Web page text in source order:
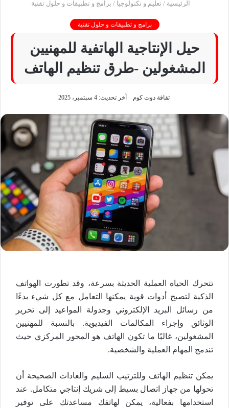
الرئيسية / تعليم و تكنولوجيا / برامج و تطبيقات و حلول تقنية
برامج و تطبيقات و حلول تقنية
حيل الإنتاجية الهاتفية للمهنيين
المشغولين -طرق تنظيم الهاتف
ثقافة دوت كوم آخر تحديث: 4 سبتمبر، 2025
تتحرك الحياة العملية الحديثة بسرعة، وقد تطورت الهواتف
الذكية لتصبح أدوات قوية يمكنها التعامل مع كل شيء بدءًا
من رسائل البريد الإلكتروني وجدولة المواعيد إلى تحرير
الوثائق وإجراء المكالمات الفيديوية. بالنسبة للمهنيين
المشغولين، غالبًا ما تكون الهاتف هو المحور المركزي حيث
تندمج المهام العملية والشخصية.
يمكن تنظيم الهاتف وللترتيب السليم والعادات الصحيحة أن
تحولها من جهاز اتصال بسيط إلى شريك إنتاجي متكامل. عند
استخدامها بفعالية، يمكن لهاتفك مساعدتك على توفير